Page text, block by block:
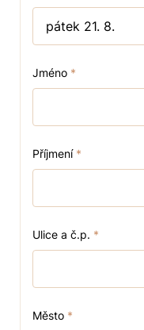
Jméno *
Příjmení *
Ulice a č.p. *
Město *